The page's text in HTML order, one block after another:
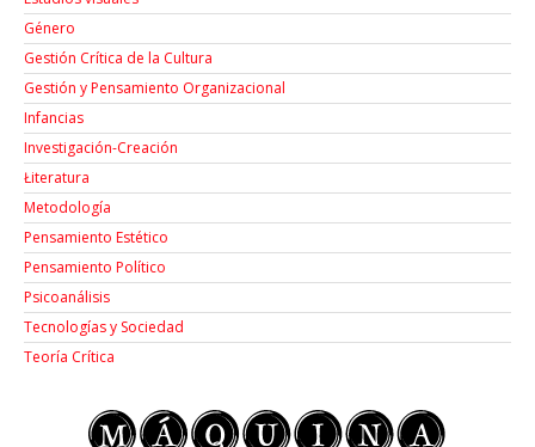
Género
Gestión Crítica de la Cultura
Gestión y Pensamiento Organizacional
Infancias
Investigación-Creación
Łiteratura
Metodología
Pensamiento Estético
Pensamiento Político
Psicoanálisis
Tecnologías y Sociedad
Teoría Crítica